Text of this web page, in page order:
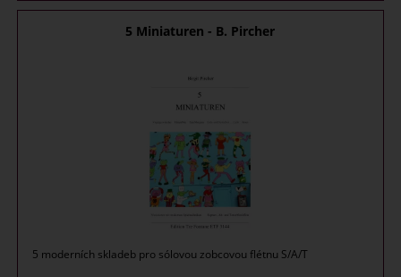
5 Miniaturen - B. Pircher
5 moderních skladeb pro sólovou zobcovou flétnu S/A/T